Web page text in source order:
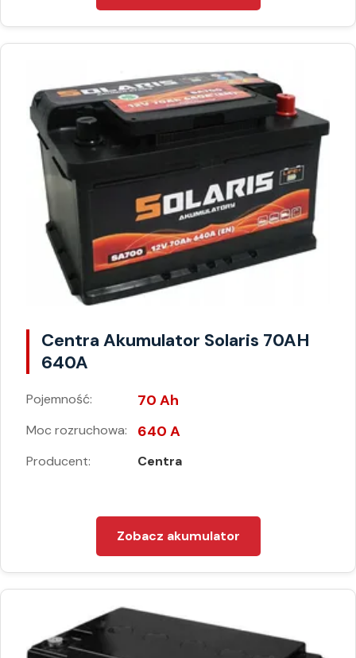
Centra Akumulator Solaris 70AH
640A
Pojemność: 70 Ah
Moc rozruchowa: 640 A
Producent: Centra
Zobacz akumulator